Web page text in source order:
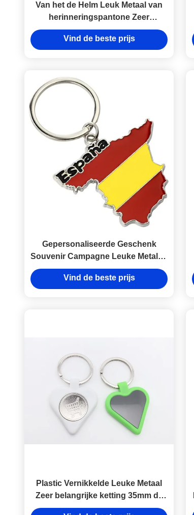
Van het de Helm Leuk Metaal van
herinneringspantone Zeer
belangrijk de kettingsemail Iron
Man 3mm Dikte
Vind de beste prijs
Gepersonaliseerde Geschenk
Souvenir Campagne Leuke Metalen
Sleutelhanger Geëmailleerd Logo
en Duurzaamheid Gegarandeerd
Vind de beste prijs
Plastic Vernikkelde Leuke Metaal
Zeer belangrijke ketting 35mm de
Sleutelring van de Hartvorm